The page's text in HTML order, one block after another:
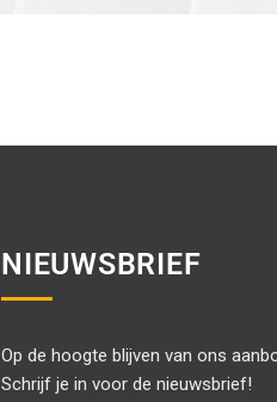
NIEUWSBRIEF
Op de hoogte blijven van ons
Schrijf je in voor de nieuwsbrief!